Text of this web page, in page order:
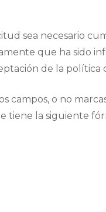
sea necesario
que ha sido
de la política
campos, o no
tiene la siguiente